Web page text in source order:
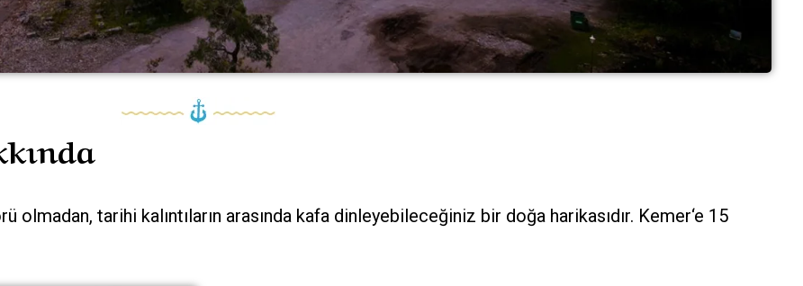
tarihi kalıntıların arasında kafa dinleyebileceğiniz bir doğa harikasıdır. Kemer‘e 15